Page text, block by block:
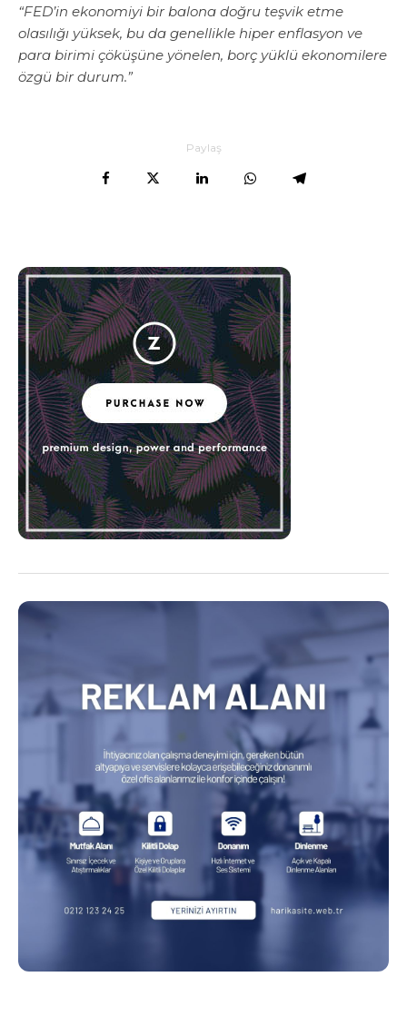
“FED’in ekonomiyi bir balona doğru teşvik etme
olasılığı yüksek, bu da genellikle hiper enflasyon ve
para birimi çöküşüne yönelen, borç yüklü ekonomilere
özgü bir durum.”
Paylaş